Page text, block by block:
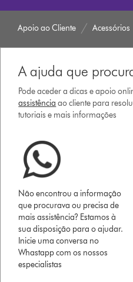
Apoio ao Cliente Acessórios
A ajuda que
Pode aceder a dicas e apoio
assistência ao cliente para
tutoriais e mais informações
Não encontrou a informação
que procurava ou precisa de
mais assistência? Estamos à
sua disposição para o ajudar.
Inicie uma conversa no
Whastapp com os nossos
especialistas